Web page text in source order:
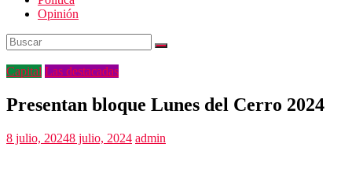
Opinión
Capital Las destacadas
Presentan bloque Lunes del Cerro 2024
8 julio, 20248 julio, 2024 admin